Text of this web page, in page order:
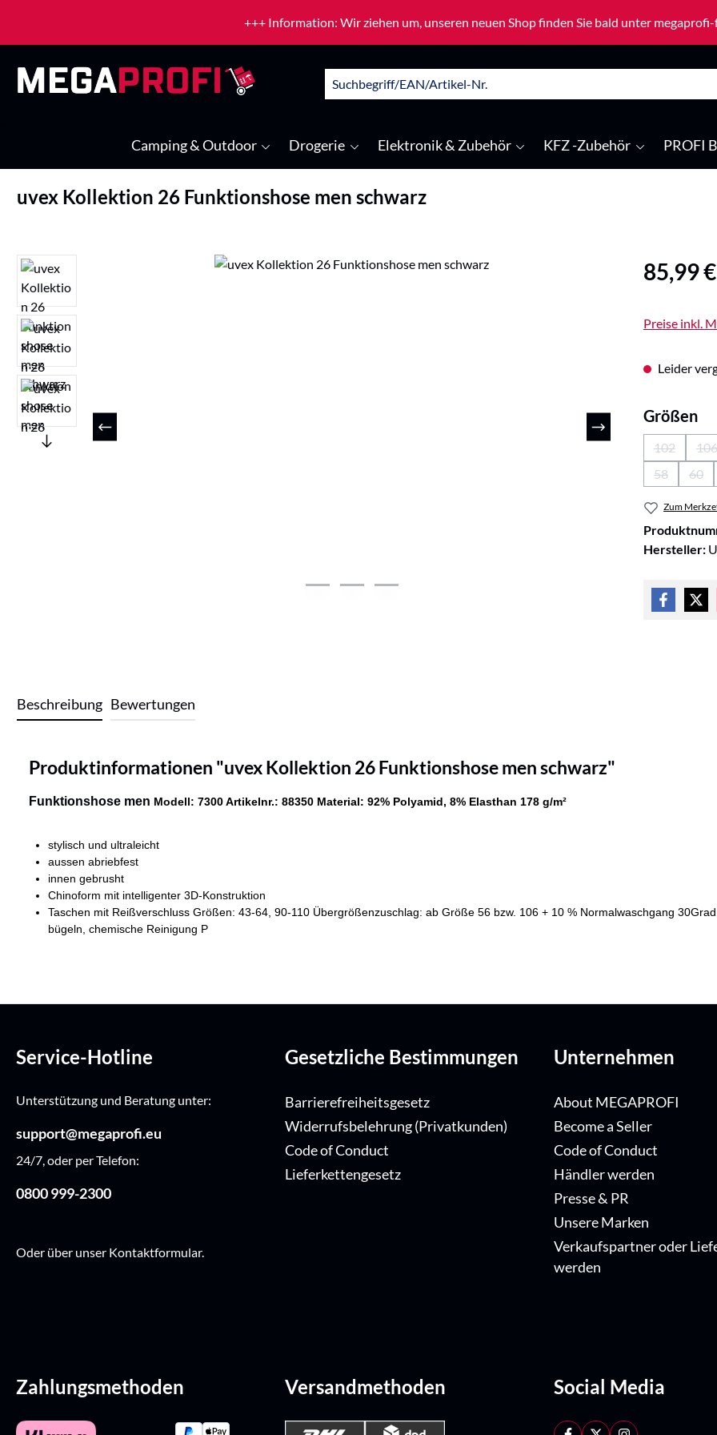
+++ Information: Wir ziehen um, unseren neuen Shop finden Sie bald unter
Camping & Outdoor Drogerie Elektronik & Zubehör KFZ -Zubehör PROFI
uvex Kollektion 26 Funktionshose men schwarz
Bildergalerie überspringen Regulärer
85,99 €
Preise inkl.
Leider
Größen
102
(Diese
106
58
(Diese
60
Zum
Hersteller:
Beschreibung Bewertungen
Produktinformationen "uvex Kollektion 26 Funktionshose men schwarz"
Funktionshose men Modell: 7300 Artikelnr.: 88350 Material: 92% Polyamid, 8% Elasthan 178 g/m²
stylisch und ultraleicht
aussen abriebfest
innen gebrusht
Chinoform mit intelligenter 3D-Konstruktion
Taschen mit Reißverschluss Größen: 43-64, 90-110 Übergrößenzuschlag: ab Größe 56 bzw. 106 + 10 % Normalwaschgang
bügeln, chemische Reinigung P
Service-Hotline
Unterstützung und Beratung unter:
support@megaprofi.eu
24/7, oder per Telefon:
0800 999-2300
Oder über unser Kontaktformular.
Gesetzliche Bestimmungen
Barrierefreiheitsgesetz
Widerrufsbelehrung (Privatkunden)
Code of Conduct
Lieferkettengesetz
Unternehmen
About MEGAPROFI
Become a Seller
Code of Conduct
Händler werden
Presse & PR
Unsere Marken
Verkaufspartner oder
werden
Zahlungsmethoden Versandmethoden Social Media